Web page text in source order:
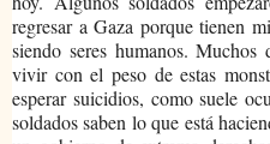
regresar a Gaza porque tienen
siendo seres humanos.
vivir con el peso de estas
esperar suicidios, como suele
soldados saben lo que está